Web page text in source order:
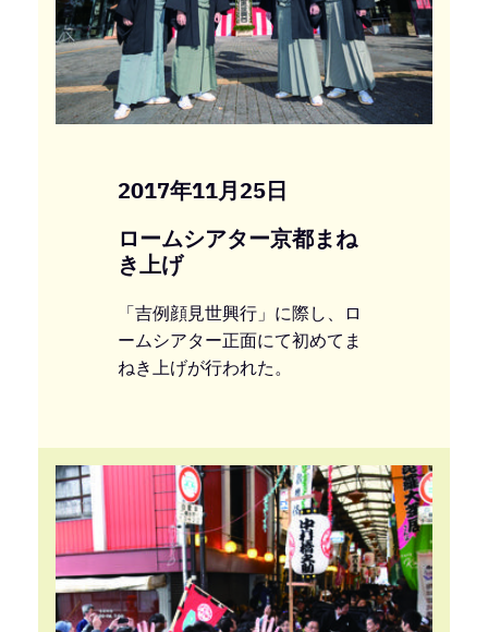
2017年11月25日
ロームシアター京都まね
き上げ
「吉例顔見世興行」に際し、ロ
ームシアター正面にて初めてま
ねき上げが行われた。